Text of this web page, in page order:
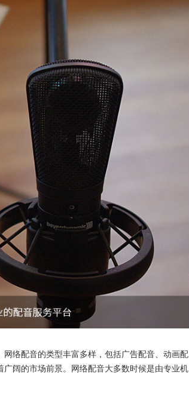
络配音的类型丰富多样，包括广告配音、动画配
阔的市场前景。网络配音大多数时候是由专业机